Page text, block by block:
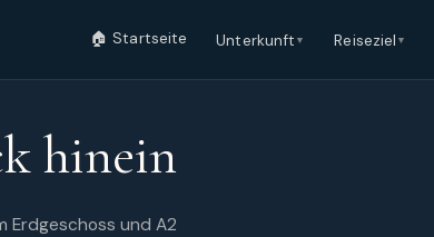
🏠 Startseite Unterkunft ▼ Reiseziel ▼
hinein
Erdgeschoss und A2